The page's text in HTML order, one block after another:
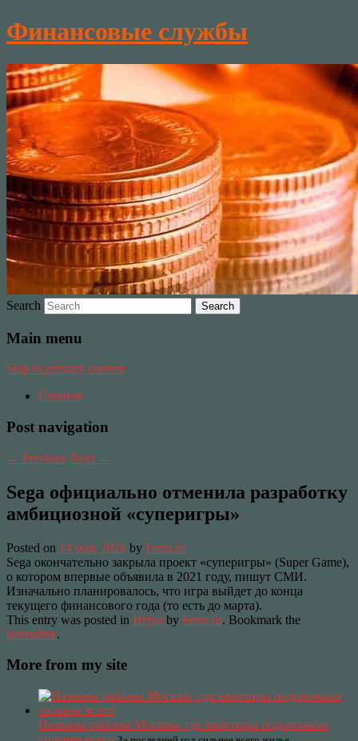
Финансовые службы
Search
Main menu
Skip to primary content
Главная
Post navigation
← Previous Next →
Sega официально отменила разработку
амбициозной «суперигры»
Posted on 14 мая, 2026 by Ferra.ru
Sega окончательно закрыла проект «суперигры» (Super Game),
о котором впервые объявила в 2021 году, пишут СМИ.
Изначально планировалось, что игра выйдет до конца
текущего финансового года (то есть до марта).
This entry was posted in Игры by Ferra.ru. Bookmark the
permalink.
More from my site
Названы районы Москвы, где квартиры подорожали